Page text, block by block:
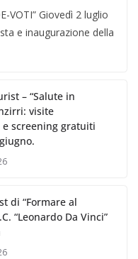
VOTI” Giovedì 2 luglio
e inaugurazione della
– “Salute in
visite
screening gratuiti
di “Formare al
“Leonardo Da Vinci”